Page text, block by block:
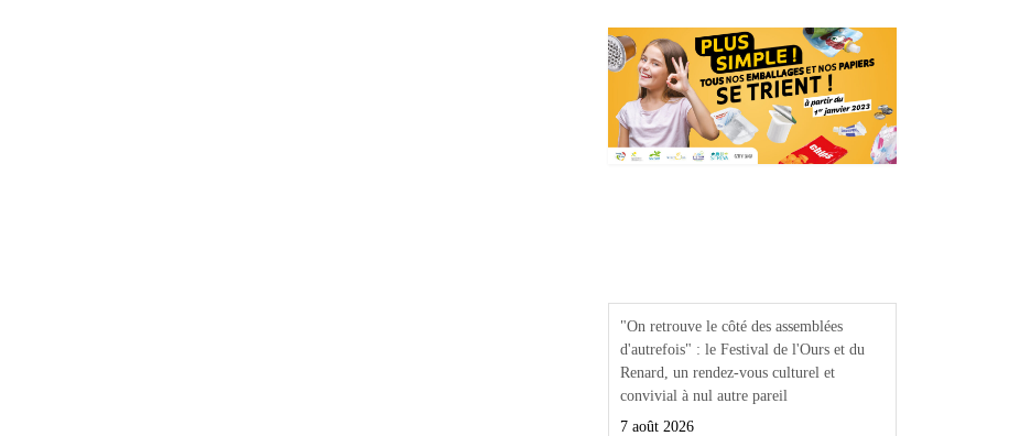
"On retrouve le côté des assemblées
d'autrefois" : le Festival de l'Ours et du
Renard, un rendez-vous culturel et
convivial à nul autre pareil
7 août 2026